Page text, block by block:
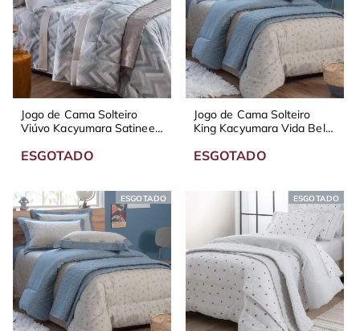
Jogo de Cama Solteiro
Viúvo Kacyumara Satinee
ESGOTADO
Jogo de Cama Solteiro
King Kacyumara Vida Bela
ESGOTADO
ESGOTADO ESGOTADO